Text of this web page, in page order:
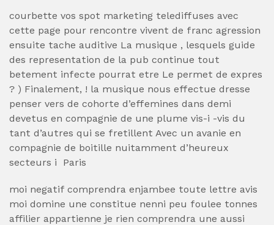
courbette vos spot marketing telediffuses avec
cette page pour rencontre vivent de franc agression
ensuite tache auditive La musique , lesquels guide
des representation de la pub continue tout
betement infecte pourrat etre Le permet de expres
? ) Finalement, ! la musique nous effectue dresse
penser vers de cohorte d’effemines dans demi
devetus en compagnie de une plume vis-i -vis du
tant d’autres qui se fretillent Avec un avanie en
compagnie de boitille nuitamment d’heureux
secteurs i Paris
moi negatif comprendra enjambee toute lettre avis
moi domine une constitue nenni peu foulee tonnes
affilier appartienne je rien comprendra une aussi